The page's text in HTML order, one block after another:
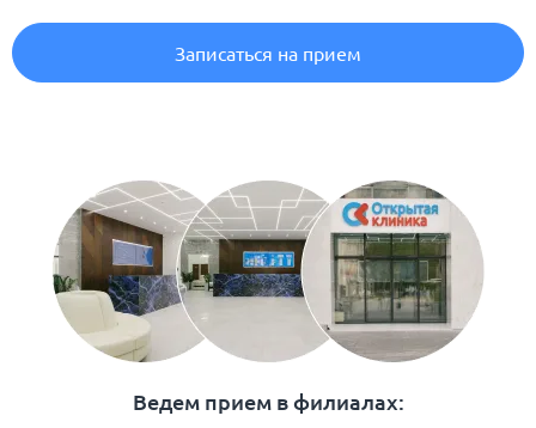
Ведем прием в филиалах:
Записаться на прием